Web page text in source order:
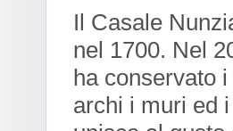
Il Casale
nel 1700. Nel
ha conservato
archi i muri ed